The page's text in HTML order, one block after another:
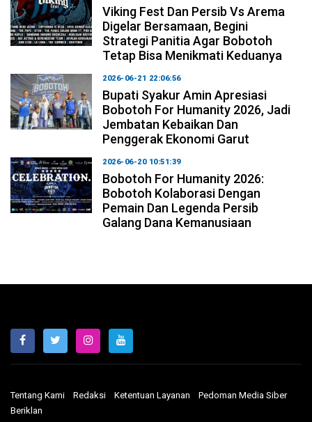
Viking Fest Dan Persib Vs Arema
Digelar Bersamaan, Begini
Strategi Panitia Agar Bobotoh
Tetap Bisa Menikmati Keduanya
2026-06-21 22:06:56
Bupati Syakur Amin Apresiasi
Bobotoh For Humanity 2026, Jadi
Jembatan Kebaikan Dan
Penggerak Ekonomi Garut
2026-06-20 10:51:39
Bobotoh For Humanity 2026:
Bobotoh Kolaborasi Dengan
Pemain Dan Legenda Persib
Galang Dana Kemanusiaan
Tentang Kami Redaksi Ketentuan Layanan
Pedoman Media Siber
Beriklan